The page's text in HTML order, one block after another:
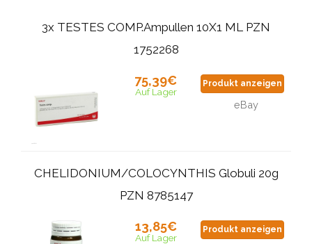
3x TESTES COMP.Ampullen 10X1 ML PZN
1752268
75,39€
Auf Lager
Produkt anzeigen
eBay
CHELIDONIUM/COLOCYNTHIS Globuli 20g
PZN 8785147
13,85€
Auf Lager
Produkt anzeigen